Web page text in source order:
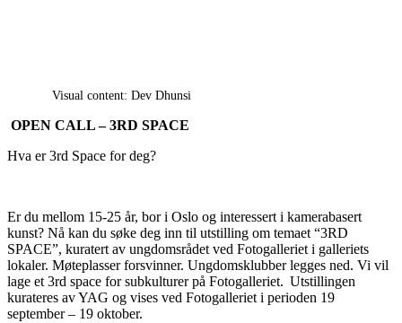
Visual content: Dev Dhunsi
OPEN CALL – 3RD SPACE
Hva er 3rd Space for deg?
Er du mellom 15-25 år, bor i Oslo og interessert i kamerabasert
kunst? Nå kan du søke deg inn til utstilling om temaet “3RD
SPACE”, kuratert av ungdomsrådet ved Fotogalleriet i galleriets
lokaler. Møteplasser forsvinner. Ungdomsklubber legges ned. Vi vil
lage et 3rd space for subkulturer på Fotogalleriet. Utstillingen
kurateres av YAG og vises ved Fotogalleriet i perioden 19
september – 19 oktober.